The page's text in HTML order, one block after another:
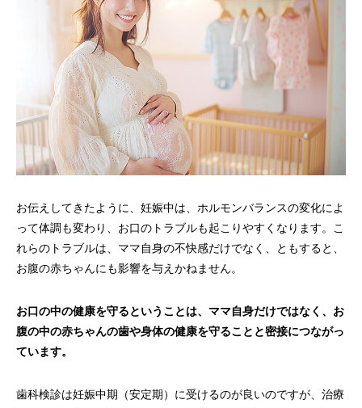
お伝えしてきたように、妊娠中は、ホルモンバランスの変化によ
って体調も変わり、お口のトラブルも起こりやすくなります。こ
れらのトラブルは、ママ自身の不快感だけでなく、ともすると、
お腹の赤ちゃんにも影響を与えかねません。
お口の中の健康を守るということは、ママ自身だけではなく、お
腹の中の赤ちゃんの歯や身体の健康を守ることと密接につながっ
ています。
歯科検診は妊娠中期（安定期）に受けるのが良いのですが、治療